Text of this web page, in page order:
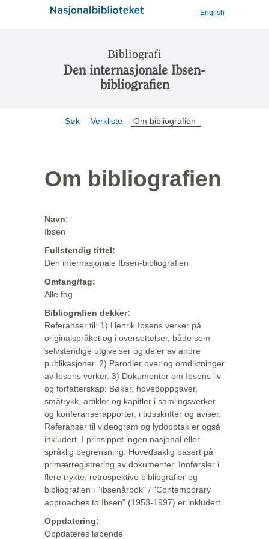
English
Bibliografi
Den internasjonale Ibsen-
bibliografien
Søk Verkliste Om bibliografien
Om bibliografien
Navn:
Ibsen
Fullstendig tittel:
Den internasjonale Ibsen-bibliografien
Omfang/fag:
Alle fag
Bibliografien dekker:
Referanser til: 1) Henrik Ibsens verker på
originalspråket og i oversettelser, både som
selvstendige utgivelser og deler av andre
publikasjoner. 2) Parodier over og omdiktninger
av Ibsens verker. 3) Dokumenter om Ibsens liv
og forfatterskap: Bøker, hovedoppgaver,
småtrykk, artikler og kapitler i samlingsverker
og konferanserapporter, i tidsskrifter og aviser.
Referanser til videogram og lydopptak er også
inkludert. I prinsippet ingen nasjonal eller
språklig begrensning. Hovedsaklig basert på
primærregistrering av dokumenter. Innførsler i
flere trykte, retrospektive bibliografier og
bibliografien i "Ibsenårbok" / "Contemporary
approaches to Ibsen" (1953-1997) er inkludert.
Oppdatering:
Oppdateres løpende